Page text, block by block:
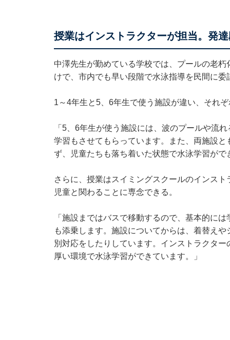
授業はインストラクターが担当。発
中澤先生が勤めている学校では、プールの老
けで、市内でも早い段階で水泳指導を民間に委
1～4年生と5、6年生で使う施設が違い、それ
「5、6年生が使う施設には、波のプールや流
学習もさせてもらっています。また、両施設
ず、児童たちも落ち着いた状態で水泳学習がで
さらに、授業はスイミングスクールのインス
児童と関わることに専念できる。
「施設まではバスで移動するので、基本的に
も添乗します。施設についてからは、着替え
別対応をしたりしています。インストラクタ
厚い環境で水泳学習ができています。」